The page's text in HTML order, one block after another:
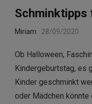
Schminktipps
Miriam 28/09/2020
Ob Halloween,
Kindergeburtstag, es
Kinder geschminkt
oder Mädchen